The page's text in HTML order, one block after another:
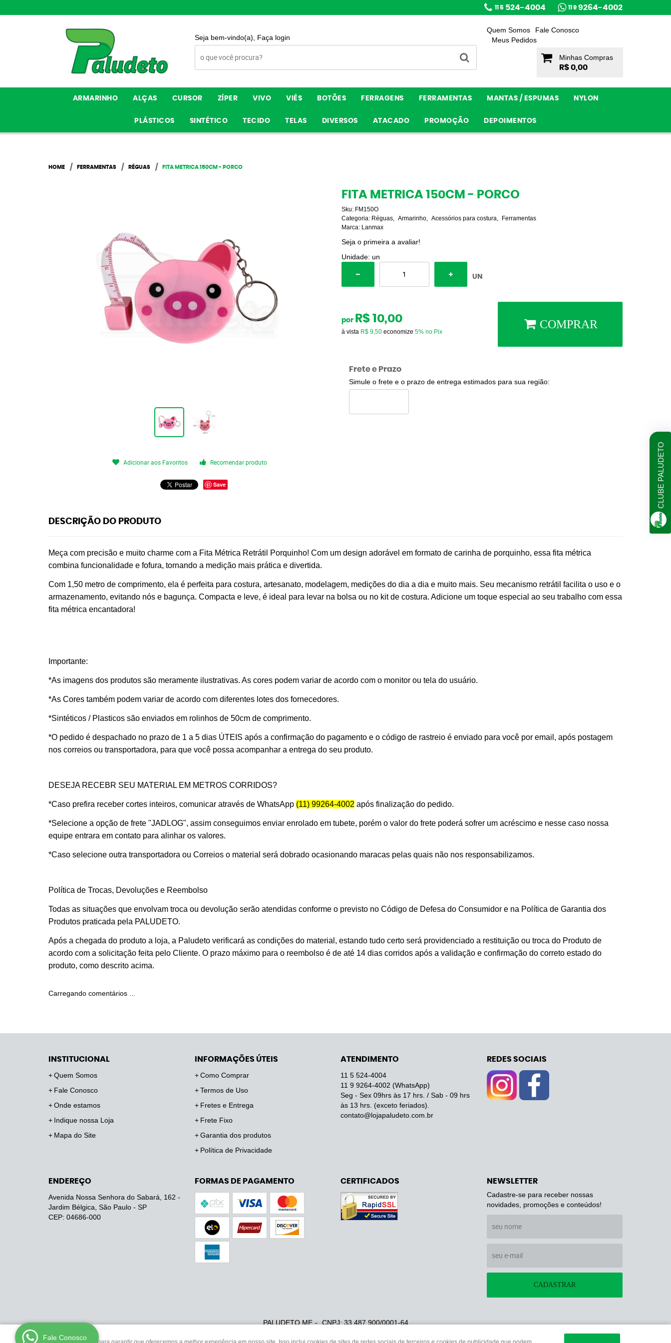
11 5 524-4004 11 9 9264-4002
Seja bem-vindo(a), Faça login
Quem Somos
Fale Conosco
Meus Pedidos
Minhas Compras
R$ 0,00
ARMARINHO ALÇAS CURSOR ZÍPER VIVO VIÉS BOTÕES FERRAGENS FERRAMENTAS MANTAS / ESPUMAS NYLON
PLÁSTICOS SINTÉTICO TECIDO TELAS DIVERSOS ATACADO PROMOÇÃO DEPOIMENTOS
HOME FERRAMENTAS RÉGUAS FITA METRICA 150CM - PORCO
Adicionar aos Favoritos Recomendar produto
Save
FITA METRICA 150CM - PORCO
Sku: FM150O
Categoria: Réguas Armarinho Acessórios para costura
Ferramentas
Marca: Lanmax
Seja o primeira a avaliar!
Unidade: un
UN
por R$ 10,00
à vista R$ 9,50economize 5% no Pix
COMPRAR
Frete e Prazo
Simule o frete e o prazo de entrega estimados para sua região:
DESCRIÇÃO DO PRODUTO
Meça com precisão e muito charme com a Fita Métrica Retrátil Porquinho! Com um design adorável em formato de carinha de porquinho, essa fita métrica
combina funcionalidade e fofura, tornando a medição mais prática e divertida.
Com 1,50 metro de comprimento, ela é perfeita para costura, artesanato, modelagem, medições do dia a dia e muito mais. Seu mecanismo retrátil facilita o uso e o
armazenamento, evitando nós e bagunça. Compacta e leve, é ideal para levar na bolsa ou no kit de costura. Adicione um toque especial ao seu trabalho com essa
fita métrica encantadora!
Importante:
*As imagens dos produtos são meramente ilustrativas. As cores podem variar de acordo com o monitor ou tela do usuário.
*As Cores também podem variar de acordo com diferentes lotes dos fornecedores.
*Sintéticos / Plasticos são enviados em rolinhos de 50cm de comprimento.
*O pedido é despachado no prazo de 1 a 5 dias ÚTEIS após a confirmação do pagamento e o código de rastreio é enviado para você por email, após postagem
nos correios ou transportadora, para que você possa acompanhar a entrega do seu produto.
DESEJA RECEBR SEU MATERIAL EM METROS CORRIDOS?
*Caso prefira receber cortes inteiros, comunicar através de WhatsApp (11) 99264-4002 após finalização do pedido.
*Selecione a opção de frete "JADLOG", assim conseguimos enviar enrolado em tubete, porém o valor do frete poderá sofrer um acréscimo e nesse caso nossa
equipe entrara em contato para alinhar os valores.
*Caso selecione outra transportadora ou Correios o material será dobrado ocasionando maracas pelas quais não nos responsabilizamos.
Política de Trocas, Devoluções e Reembolso
Todas as situações que envolvam troca ou devolução serão atendidas conforme o previsto no Código de Defesa do Consumidor e na Política de Garantia dos
Produtos praticada pela PALUDETO.
Após a chegada do produto a loja, a Paludeto verificará as condições do material, estando tudo certo será providenciado a restituição ou troca do Produto de
acordo com a solicitação feita pelo Cliente. O prazo máximo para o reembolso é de até 14 dias corridos após a validação e confirmação do correto estado do
produto, como descrito acima.
Carregando comentários ...
INSTITUCIONAL
Quem Somos
Fale Conosco
Onde estamos
Indique nossa Loja
Mapa do Site
INFORMAÇÕES ÚTEIS
Como Comprar
Termos de Uso
Fretes e Entrega
Frete Fixo
Garantia dos produtos
Política de Privacidade
ATENDIMENTO
11 5 524-4004
11 9 9264-4002 (WhatsApp)
Seg - Sex 09hrs às 17 hrs. / Sab - 09 hrs
às 13 hrs. (exceto feriados).
contato@lojapaludeto.com.br
REDES SOCIAIS
ENDEREÇO
Avenida Nossa Senhora do Sabará, 162 -
Jardim Bélgica, São Paulo - SP
CEP: 04686-000
FORMAS DE PAGAMENTO CERTIFICADOS
NEWSLETTER
Cadastre-se para receber nossas
novidades, promoções e conteúdos!
CADASTRAR
PALUDETO ME CNPJ: 33.487.900/0001-64
Fale Conosco
CLUBE PALUDETO